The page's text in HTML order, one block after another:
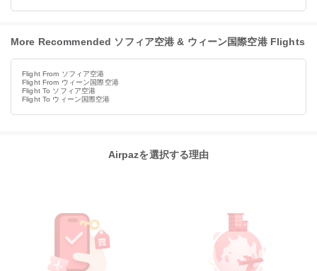
More Recommended ソフィア空港 & ウィーン国際空港 Flights
Flight From ソフィア空港
Flight From ウィーン国際空港
Flight To ソフィア空港
Flight To ウィーン国際空港
Airpazを選択する理由